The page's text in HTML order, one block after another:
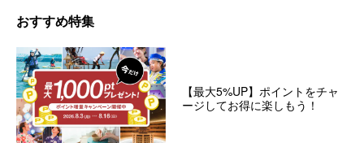
おすすめ特集
【最大5%UP】ポイントをチャ
ージしてお得に楽しもう！